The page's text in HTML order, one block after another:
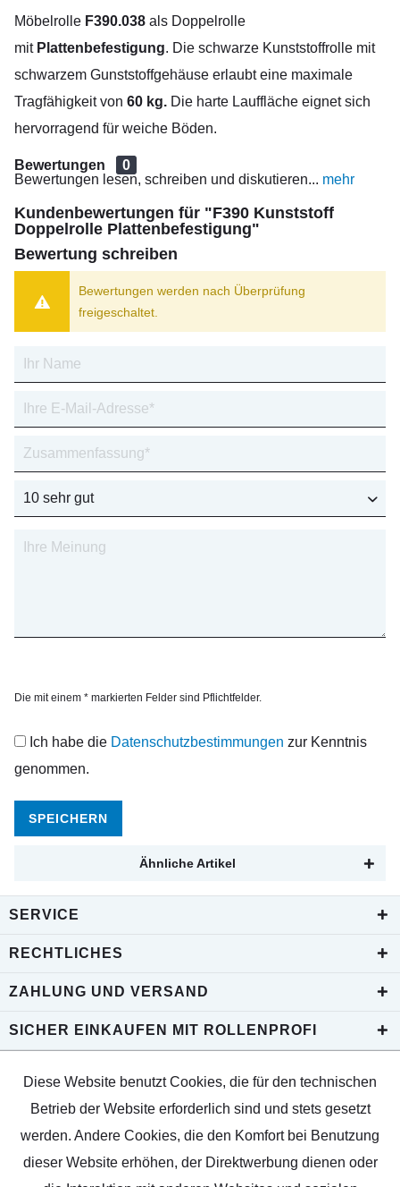
Möbelrolle F390.038 als Doppelrolle
mit Plattenbefestigung. Die schwarze Kunststoffrolle mit
schwarzem Gunststoffgehäuse erlaubt eine maximale
Tragfähigkeit von 60 kg. Die harte Lauffläche eignet sich
hervorragend für weiche Böden.
Bewertungen
0
Bewertungen lesen, schreiben und diskutieren... mehr
Kundenbewertungen für "F390 Kunststoff
Doppelrolle Plattenbefestigung"
Bewertung schreiben
Bewertungen werden nach Überprüfung
freigeschaltet.
Die mit einem * markierten Felder sind Pflichtfelder.
Ich habe die Datenschutzbestimmungen zur Kenntnis
genommen.
SPEICHERN
Ähnliche Artikel
SERVICE
RECHTLICHES
ZAHLUNG UND VERSAND
SICHER EINKAUFEN MIT ROLLENPROFI
Diese Website benutzt Cookies, die für den technischen
Betrieb der Website erforderlich sind und stets gesetzt
werden. Andere Cookies, die den Komfort bei Benutzung
dieser Website erhöhen, der Direktwerbung dienen oder